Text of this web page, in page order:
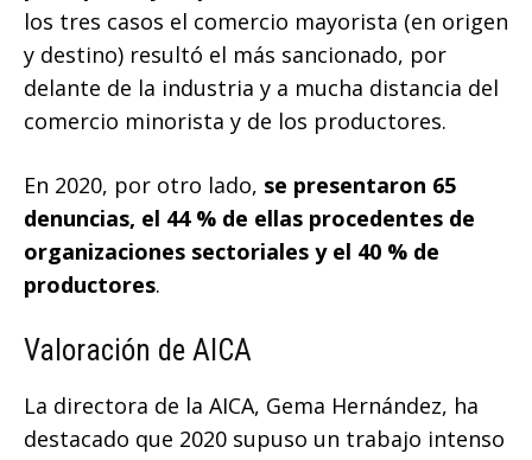
los tres casos el comercio mayorista (en origen
y destino) resultó el más sancionado, por
delante de la industria y a mucha distancia del
comercio minorista y de los productores.
En 2020, por otro lado, se presentaron 65
denuncias, el 44 % de ellas procedentes de
organizaciones sectoriales y el 40 % de
productores.
Valoración de AICA
La directora de la AICA, Gema Hernández, ha
destacado que 2020 supuso un trabajo intenso